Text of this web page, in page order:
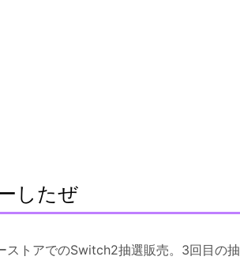
したぜ
ストアでのSwitch2抽選販売。3回目の